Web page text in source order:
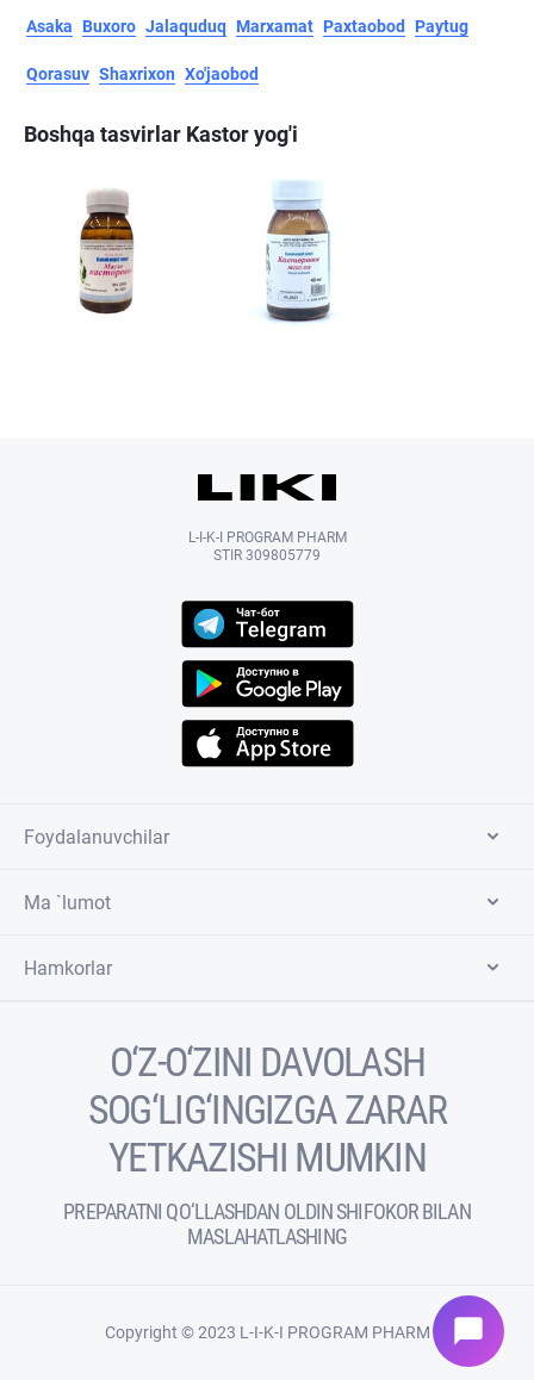
Asaka Buxoro Jalaquduq Marxamat Paxtaobod Paytug
Qorasuv Shaxrixon Xo'jaobod
Boshqa tasvirlar Kastor yog'i
L-I-K-I PROGRAM PHARM
STIR 309805779
Foydalanuvchilar
Ma `lumot
Hamkorlar
O‘Z-O‘ZINI DAVOLASH
SOG‘LIG‘INGIZGA ZARAR
YETKAZISHI MUMKIN
PREPARATNI QO‘LLASHDAN OLDIN SHIFOKOR BILAN
MASLAHATLASHING
Copyright © 2023 L-I-K-I PROGRAM PHARM chat_bubble